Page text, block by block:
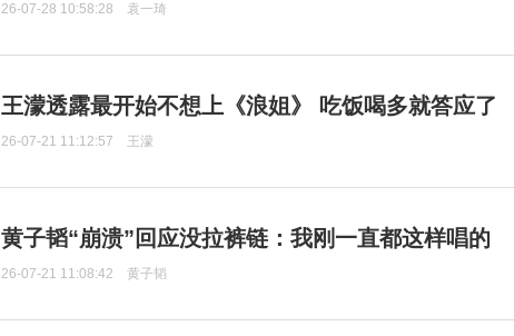
26-07-28 10:58:28 袁一琦
王濛透露最开始不想上《浪姐》 吃饭喝多就答应了
26-07-21 11:12:57 王濛
黄子韬“崩溃”回应没拉裤链：我刚一直都这样唱的
26-07-21 11:08:42 黄子韬